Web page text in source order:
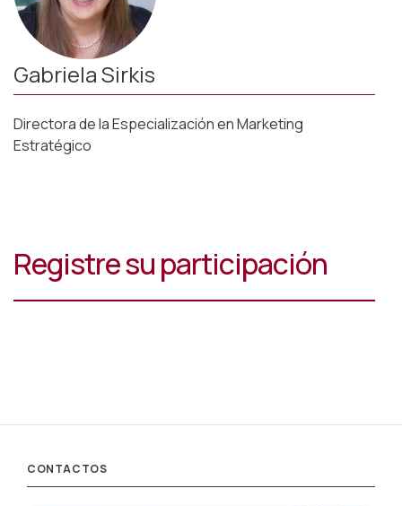
Gabriela Sirkis
Directora de la Especialización en Marketing
Estratégico
Registre su participación
CONTACTOS